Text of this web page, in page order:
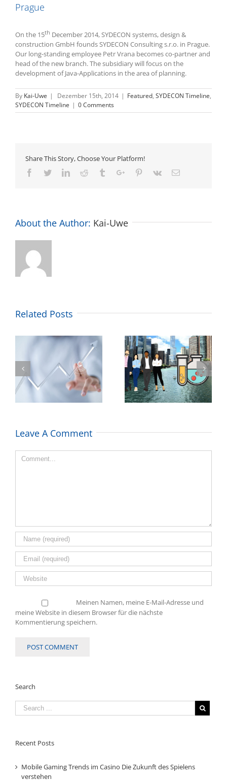
Prague
On the 15th December 2014, SYDECON systems, design &
construction GmbH founds SYDECON Consulting s.r.o. in Prague.
Our long-standing employee Petr Vrana becomes co-partner and
head of the new branch. The subsidiary will focus on the
development of Java-Applications in the area of planning.
By Kai-Uwe | Dezember 15th, 2014 | Featured, SYDECON Timeline,
SYDECON Timeline | 0 Comments
Share This Story, Choose Your Platform!
Facebook
TwitterLinkedinReddit TumblrGoogle+Pinterest
Vk Email
About the Author: Kai-Uwe
Related Posts
Table of Authority –
SYDECON
SOX-Richtlinien
einarbeiten –
SYDECON
Leave A Comment
Comment
Meinen Namen, meine E-Mail-Adresse und
meine Website in diesem Browser für die nächste
Kommentierung speichern.
Search
Recent Posts
Mobile Gaming Trends im Casino Die Zukunft des Spielens
verstehen